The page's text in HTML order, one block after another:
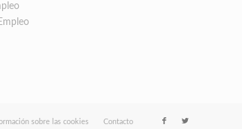
sobre las cookies Contacto